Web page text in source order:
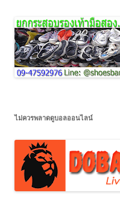
ไม่ควรพลาดดูบอลออนไลน์